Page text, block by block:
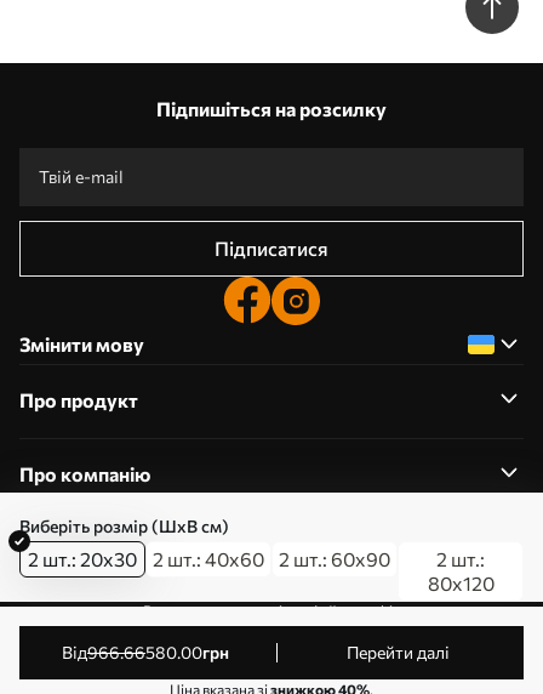
Виберіть розмір (ШхВ см)
2 шт.: 20x30 2 шт.: 40x60 2 шт.: 60x90
2 шт.:
80x120
від966.66580.00грн Перейти далі
Ціна вказана зізнижкою 40%.
Підпишіться на розсилку
Підписатися
Змінити мову
Про продукт
Про компанію
Редагування дозволів на файли cookie
© 2011-2026 Art-holst. Усі права захищені. Власник:
ТОВ “КЛЄВЄР”. Код ЄДРПОУ: 31780602.